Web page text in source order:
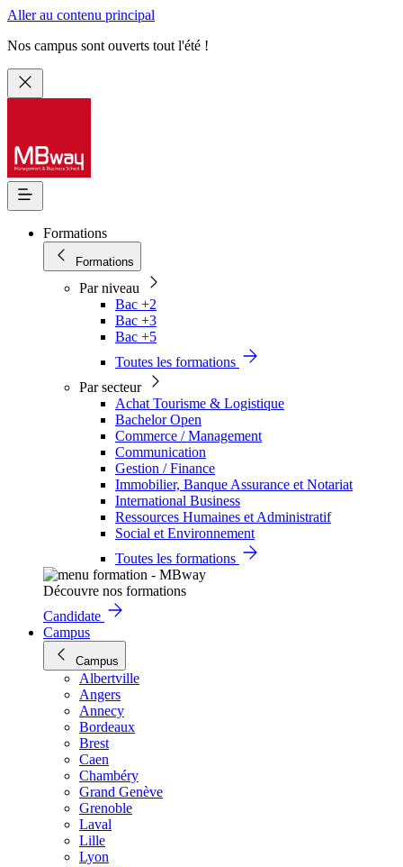
Aller au contenu principal
Nos campus sont ouverts tout l'été !
Formations
Formations
Par niveau
Bac +2
Bac +3
Bac +5
Toutes les formations
Par secteur
Achat Tourisme & Logistique
Bachelor Open
Commerce / Management
Communication
Gestion / Finance
Immobilier, Banque Assurance et Notariat
International Business
Ressources Humaines et Administratif
Social et Environnement
Toutes les formations
Découvre nos formations
Candidate
Campus
Campus
Albertville
Angers
Annecy
Bordeaux
Brest
Caen
Chambéry
Grand Genève
Grenoble
Laval
Lille
Lyon